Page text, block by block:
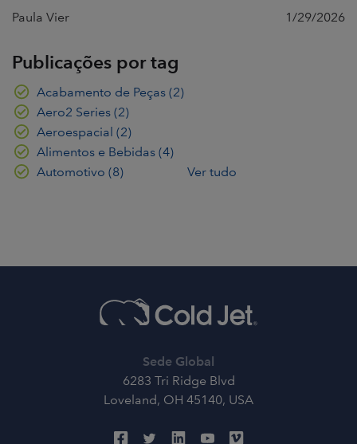
Paula Vier 1/29/2026
Publicações por tag
Acabamento de Peças (2)
Aero2 Series (2)
Aeroespacial (2)
Alimentos e Bebidas (4)
Automotivo (8) Ver tudo
Sede Global
6283 Tri Ridge Blvd
Loveland, OH 45140, USA